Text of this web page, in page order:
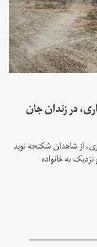
در زندان جان
از شاهدان شکنجه نوید
به خانواده